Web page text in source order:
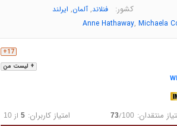
کشور: فنلاند, آلمان, ایرلند
Anne Hathaway, Michaela
+ لیست من
17+
منتقدان: 73/100 امتیاز کاربران: 5 از 10